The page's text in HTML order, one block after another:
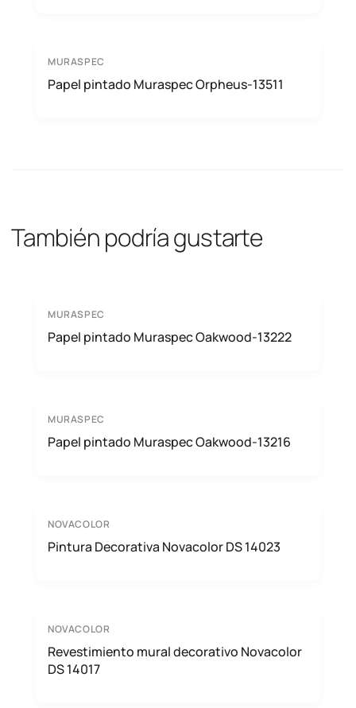
MURASPEC
Papel pintado Muraspec Orpheus-13511
También podría gustarte
MURASPEC
Papel pintado Muraspec Oakwood-13222
MURASPEC
Papel pintado Muraspec Oakwood-13216
NOVACOLOR
Pintura Decorativa Novacolor DS 14023
NOVACOLOR
Revestimiento mural decorativo Novacolor
DS 14017